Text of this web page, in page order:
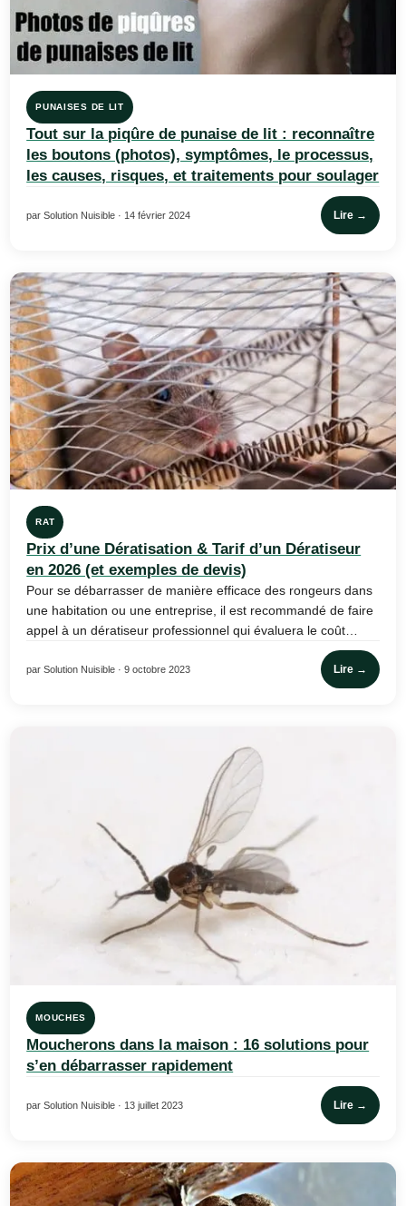
PUNAISES DE LIT
Tout sur la piqûre de punaise de lit : reconnaître
les boutons (photos), symptômes, le processus,
les causes, risques, et traitements pour soulager
par Solution Nuisible · 14 février 2024 Lire →
RAT
Prix d’une Dératisation & Tarif d’un Dératiseur
en 2026 (et exemples de devis)
Pour se débarrasser de manière efficace des rongeurs dans
une habitation ou une entreprise, il est recommandé de faire
appel à un dératiseur professionnel qui évaluera le coût…
par Solution Nuisible · 9 octobre 2023 Lire →
MOUCHES
Moucherons dans la maison : 16 solutions pour
s’en débarrasser rapidement
par Solution Nuisible · 13 juillet 2023 Lire →